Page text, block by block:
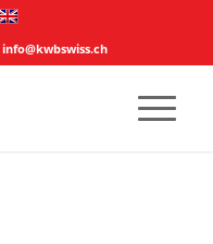
info@kwbswiss.ch